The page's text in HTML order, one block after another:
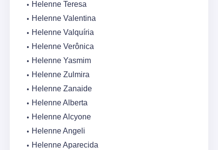
Helenne Teresa
Helenne Valentina
Helenne Valquíria
Helenne Verônica
Helenne Yasmim
Helenne Zulmira
Helenne Zanaide
Helenne Alberta
Helenne Alcyone
Helenne Angeli
Helenne Aparecida